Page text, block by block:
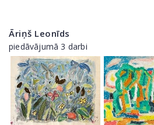
Āriņš Leonīds
piedāvājumā 3 darbi